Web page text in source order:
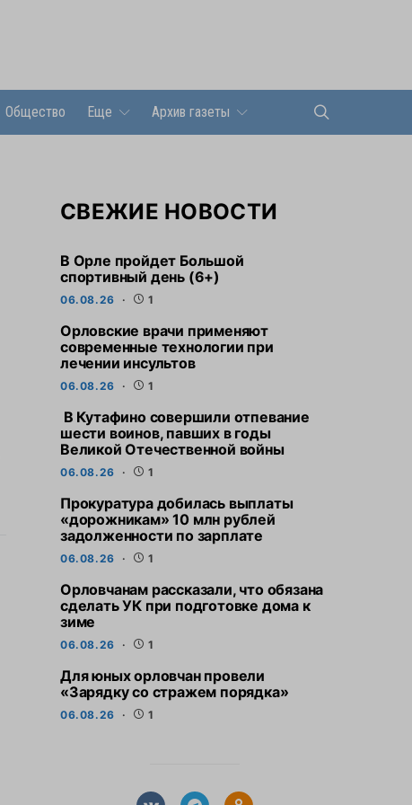
Общество Еще Архив газеты
СВЕЖИЕ НОВОСТИ
Прокуратура добилась
выплаты «дорожникам» 10
млн рублей задолженности по
СВЕЖИЕ НОВОСТИ
В Орле пройдет Большой
спортивный день (6+)
06.08.26 1
Орловские врачи применяют
современные технологии при
лечении инсультов
06.08.26 1
В Кутафино совершили отпевание
шести воинов, павших в годы
Великой Отечественной войны
06.08.26 1
Прокуратура добилась выплаты
«дорожникам» 10 млн рублей
задолженности по зарплате
06.08.26 1
Орловчанам рассказали, что обязана
сделать УК при подготовке дома к
зиме
06.08.26 1
Для юных орловчан провели
«Зарядку со стражем порядка»
06.08.26 1